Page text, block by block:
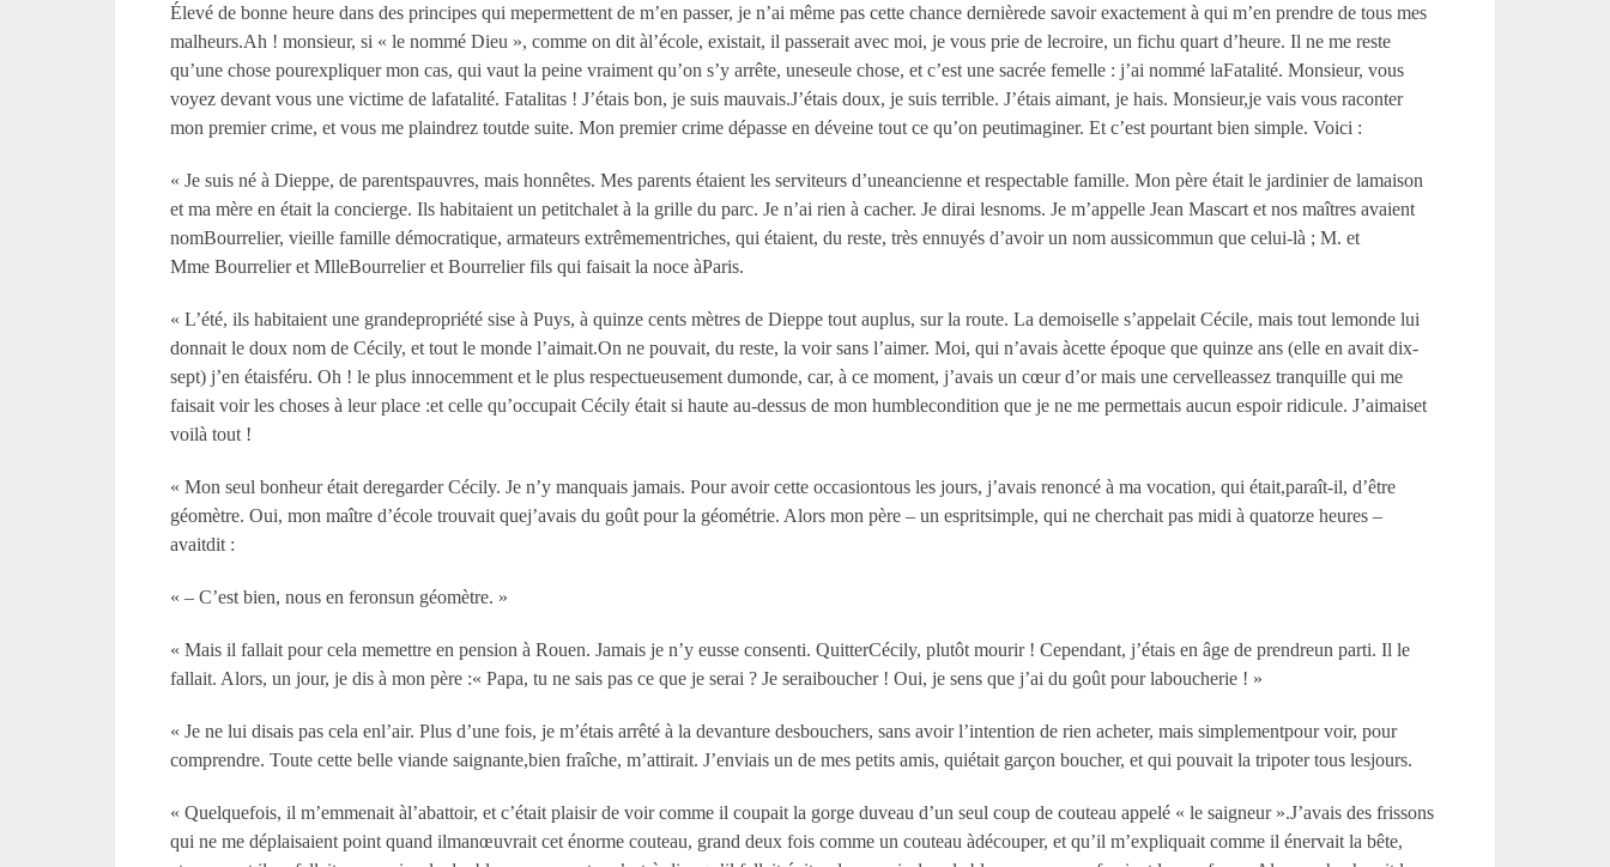
Élevé de bonne heure dans des principes qui mepermettent de m’en passer, je n’ai même pas cette chance dernièrede savoir exactement à qui m’en prendre de tous mes
malheurs.Ah ! monsieur, si « le nommé Dieu », comme on dit àl’école, existait, il passerait avec moi, je vous prie de lecroire, un fichu quart d’heure. Il ne me reste
qu’une chose pourexpliquer mon cas, qui vaut la peine vraiment qu’on s’y arrête, uneseule chose, et c’est une sacrée femelle : j’ai nommé laFatalité. Monsieur, vous
voyez devant vous une victime de lafatalité. Fatalitas ! J’étais bon, je suis mauvais.J’étais doux, je suis terrible. J’étais aimant, je hais. Monsieur,je vais vous raconter
mon premier crime, et vous me plaindrez toutde suite. Mon premier crime dépasse en déveine tout ce qu’on peutimaginer. Et c’est pourtant bien simple. Voici :
« Je suis né à Dieppe, de parentspauvres, mais honnêtes. Mes parents étaient les serviteurs d’uneancienne et respectable famille. Mon père était le jardinier de lamaison
et ma mère en était la concierge. Ils habitaient un petitchalet à la grille du parc. Je n’ai rien à cacher. Je dirai lesnoms. Je m’appelle Jean Mascart et nos maîtres avaient
nomBourrelier, vieille famille démocratique, armateurs extrêmementriches, qui étaient, du reste, très ennuyés d’avoir un nom aussicommun que celui-là ; M. et
Mme Bourrelier et MlleBourrelier et Bourrelier fils qui faisait la noce àParis.
« L’été, ils habitaient une grandepropriété sise à Puys, à quinze cents mètres de Dieppe tout auplus, sur la route. La demoiselle s’appelait Cécile, mais tout lemonde lui
donnait le doux nom de Cécily, et tout le monde l’aimait.On ne pouvait, du reste, la voir sans l’aimer. Moi, qui n’avais àcette époque que quinze ans (elle en avait dix-
sept) j’en étaisféru. Oh ! le plus innocemment et le plus respectueusement dumonde, car, à ce moment, j’avais un cœur d’or mais une cervelleassez tranquille qui me
faisait voir les choses à leur place :et celle qu’occupait Cécily était si haute au-dessus de mon humblecondition que je ne me permettais aucun espoir ridicule. J’aimaiset
voilà tout !
« Mon seul bonheur était deregarder Cécily. Je n’y manquais jamais. Pour avoir cette occasiontous les jours, j’avais renoncé à ma vocation, qui était,paraît-il, d’être
géomètre. Oui, mon maître d’école trouvait quej’avais du goût pour la géométrie. Alors mon père – un espritsimple, qui ne cherchait pas midi à quatorze heures –
avaitdit :
« – C’est bien, nous en feronsun géomètre. »
« Mais il fallait pour cela memettre en pension à Rouen. Jamais je n’y eusse consenti. QuitterCécily, plutôt mourir ! Cependant, j’étais en âge de prendreun parti. Il le
fallait. Alors, un jour, je dis à mon père :« Papa, tu ne sais pas ce que je serai ? Je seraiboucher ! Oui, je sens que j’ai du goût pour laboucherie ! »
« Je ne lui disais pas cela enl’air. Plus d’une fois, je m’étais arrêté à la devanture desbouchers, sans avoir l’intention de rien acheter, mais simplementpour voir, pour
comprendre. Toute cette belle viande saignante,bien fraîche, m’attirait. J’enviais un de mes petits amis, quiétait garçon boucher, et qui pouvait la tripoter tous lesjours.
« Quelquefois, il m’emmenait àl’abattoir, et c’était plaisir de voir comme il coupait la gorge duveau d’un seul coup de couteau appelé « le saigneur ».J’avais des frissons
qui ne me déplaisaient point quand ilmanœuvrait cet énorme couteau, grand deux fois comme un couteau àdécouper, et qu’il m’expliquait comme il énervait la bête,